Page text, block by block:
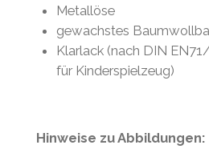
Metallöse
gewachstes
Klarlack (nach DIN
für Kinderspielzeug)
Hinweise zu Abbildungen: